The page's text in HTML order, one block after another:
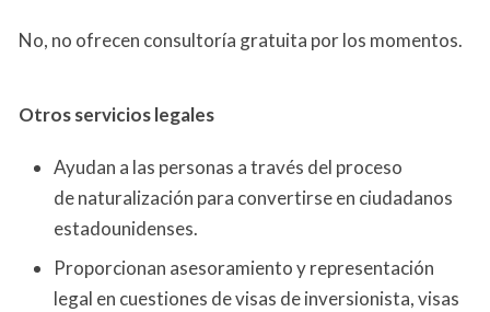
No, no ofrecen consultoría gratuita por los momentos.
Otros servicioslegales
Ayudan a las personas a través del proceso
de naturalización para convertirse en ciudadanos
estadounidenses.
Proporcionan asesoramiento y representación
legal en cuestiones de visas de inversionista, visas